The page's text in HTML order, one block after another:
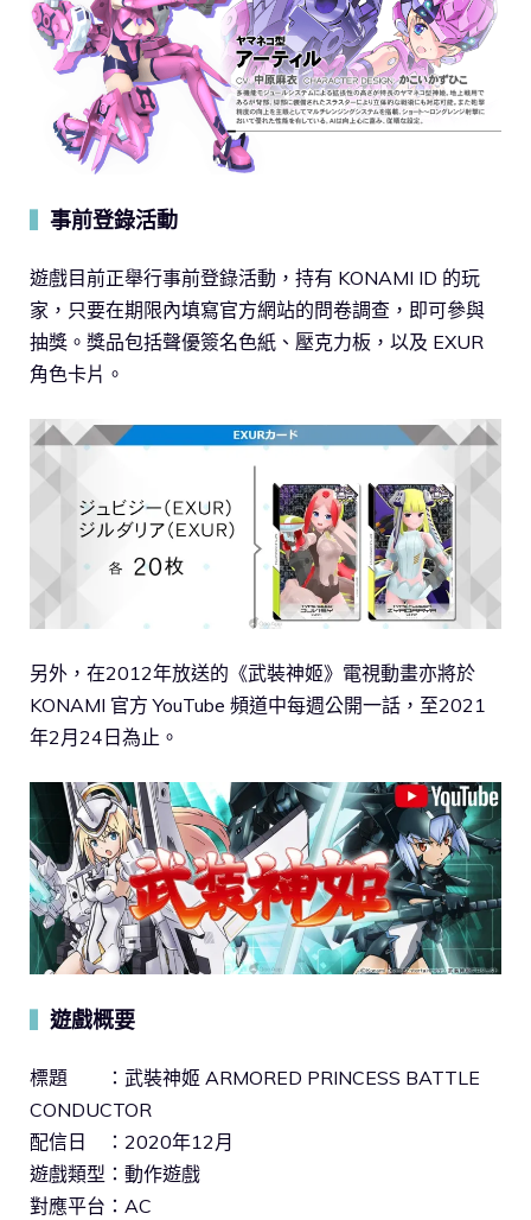
事前登錄活動
遊戲目前正舉行事前登錄活動，持有 KONAMI ID 的玩
家，只要在期限內填寫官方網站的問卷調查，即可參與
抽獎。獎品包括聲優簽名色紙、壓克力板，以及 EXUR
角色卡片。
另外，在2012年放送的《武裝神姬》電視動畫亦將於
KONAMI 官方 YouTube 頻道中每週公開一話，至2021
年2月24日為止。
遊戲概要
標題 ：武裝神姬 ARMORED PRINCESS BATTLE
CONDUCTOR
配信日 ：2020年12月
遊戲類型：動作遊戲
對應平台：AC